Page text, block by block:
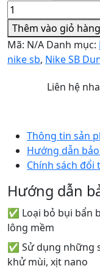
Nike
Dunk
Low
'Chlorophyll'
số
Thêm vào giỏ hàng
Mã: N/A Danh mục:
nike sb, Nike SB
Liên hệ
Thông tin sản
Hướng dẫn
Chính sách đổi
Hướng dẫn
✅ Loại bỏ bụi bẩn
lông mềm
✅ Sử dụng những
khử mùi, xịt nano